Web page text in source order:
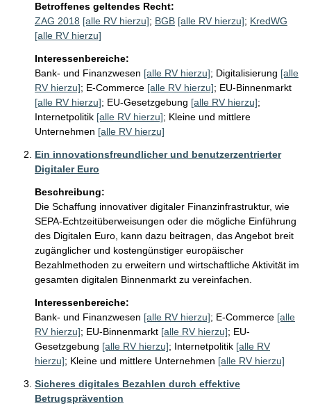
Betroffenes geltendes Recht:
ZAG 2018 [alle RV hierzu]; BGB [alle RV hierzu]; KredWG
[alle RV hierzu]
Interessenbereiche:
Bank- und Finanzwesen [alle RV hierzu]; Digitalisierung [alle
RV hierzu]; E-Commerce [alle RV hierzu]; EU-Binnenmarkt
[alle RV hierzu]; EU-Gesetzgebung [alle RV hierzu];
Internetpolitik [alle RV hierzu]; Kleine und mittlere
Unternehmen [alle RV hierzu]
Ein innovationsfreundlicher und benutzerzentrierter
Digitaler Euro
Beschreibung:
Die Schaffung innovativer digitaler Finanzinfrastruktur, wie
SEPA-Echtzeitüberweisungen oder die mögliche Einführung
des Digitalen Euro, kann dazu beitragen, das Angebot breit
zugänglicher und kostengünstiger europäischer
Bezahlmethoden zu erweitern und wirtschaftliche Aktivität im
gesamten digitalen Binnenmarkt zu vereinfachen.
Interessenbereiche:
Bank- und Finanzwesen [alle RV hierzu]; E-Commerce [alle
RV hierzu]; EU-Binnenmarkt [alle RV hierzu]; EU-
Gesetzgebung [alle RV hierzu]; Internetpolitik [alle RV
hierzu]; Kleine und mittlere Unternehmen [alle RV hierzu]
Sicheres digitales Bezahlen durch effektive
Betrugsprävention